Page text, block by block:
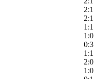
2:1
2:1
1:1
1:0
0:3
1:1
2:0
1:0